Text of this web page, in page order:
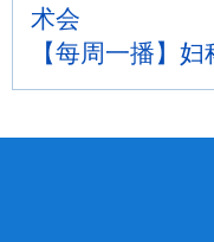
术会
【每周一播】